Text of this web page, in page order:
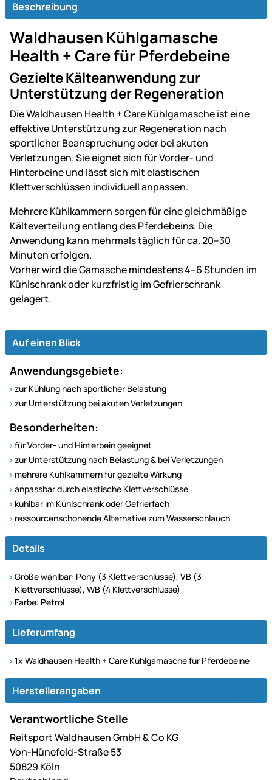
Beschreibung
Waldhausen Kühlgamasche
Health + Care für Pferdebeine
Gezielte Kälteanwendung zur
Unterstützung der Regeneration
Die Waldhausen Health + Care Kühlgamasche ist eine
effektive Unterstützung zur Regeneration nach
sportlicher Beanspruchung oder bei akuten
Verletzungen. Sie eignet sich für Vorder- und
Hinterbeine und lässt sich mit elastischen
Klettverschlüssen individuell anpassen.
Mehrere Kühlkammern sorgen für eine gleichmäßige
Kälteverteilung entlang des Pferdebeins. Die
Anwendung kann mehrmals täglich für ca. 20–30
Minuten erfolgen.
Vorher wird die Gamasche mindestens 4–6 Stunden im
Kühlschrank oder kurzfristig im Gefrierschrank
gelagert.
Auf einen Blick
Anwendungsgebiete:
zur Kühlung nach sportlicher Belastung
zur Unterstützung bei akuten Verletzungen
Besonderheiten:
für Vorder- und Hinterbein geeignet
zur Unterstützung nach Belastung & bei Verletzungen
mehrere Kühlkammern für gezielte Wirkung
anpassbar durch elastische Klettverschlüsse
kühlbar im Kühlschrank oder Gefrierfach
ressourcenschonende Alternative zum Wasserschlauch
Details
Größe wählbar: Pony (3 Klettverschlüsse), VB (3
Klettverschlüsse), WB (4 Klettverschlüsse)
Farbe: Petrol
Lieferumfang
1x Waldhausen Health + Care Kühlgamasche für Pferdebeine
Herstellerangaben
Verantwortliche Stelle
Reitsport Waldhausen GmbH & Co KG
Von-Hünefeld-Straße 53
50829 Köln